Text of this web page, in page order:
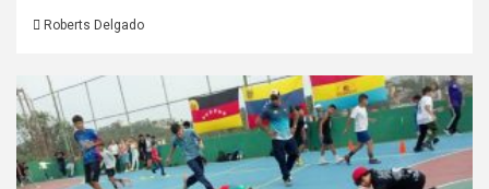
Roberts Delgado